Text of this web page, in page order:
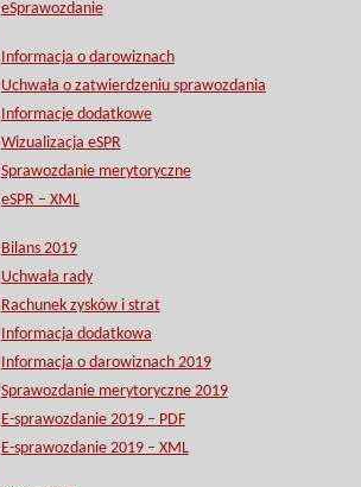
eSprawozdanie
Informacja o darowiznach
Uchwała o zatwierdzeniu sprawozdania
Informacje dodatkowe
Wizualizacja eSPR
Sprawozdanie merytoryczne
eSPR – XML
Bilans 2019
Uchwała rady
Rachunek zysków i strat
Informacja dodatkowa
Informacja o darowiznach 2019
Sprawozdanie merytoryczne 2019
E-sprawozdanie 2019 – PDF
E-sprawozdanie 2019 – XML